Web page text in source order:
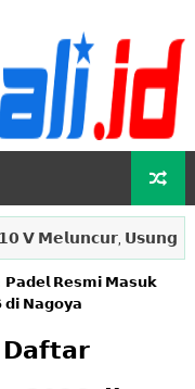
𝗨𝘀𝘂𝗻𝗴
𝗣𝗮𝗱𝗲𝗹 𝗥𝗲𝘀𝗺𝗶 𝗠𝗮𝘀𝘂𝗸
𝗡𝗮𝗴𝗼𝘆𝗮